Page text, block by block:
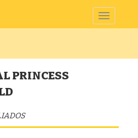
Toggle
PRINCESS